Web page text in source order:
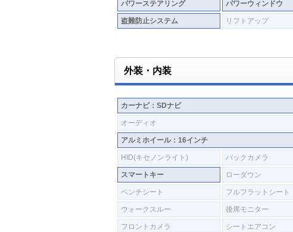
パワーステアリング パワーウィンドウ
盗難防止システム リフトアップ
外装・内装
カーナビ：SDナビ
オーディオ
アルミホイール：16インチ
HID(キセノンライト) バックカメラ
スマートキー ローダウン
ベンチシート フルフラットシート
ウォークスルー 後席モニター
フロントカメラ シートエアコン